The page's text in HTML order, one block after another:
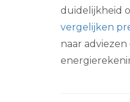
duidelijkheid
vergelijken
naar adviezen